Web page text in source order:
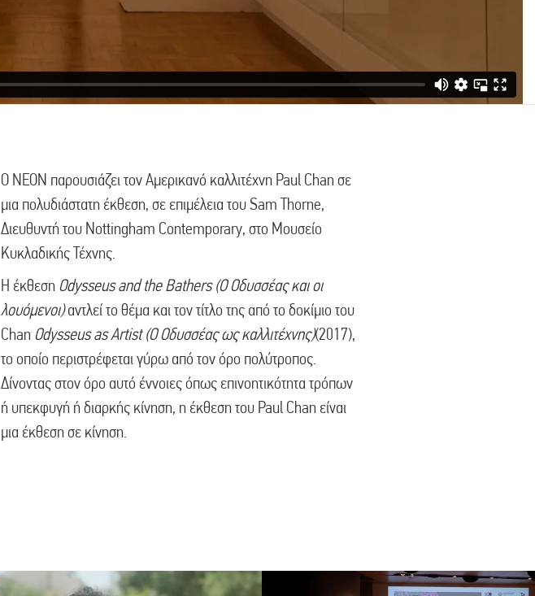
Ο ΝΕΟΝ παρουσιάζει τον Αμερικανό καλλιτέχνη Paul Chan σε
μια πολυδιάστατη έκθεση, σε επιμέλεια του Sam Thorne,
Διευθυντή του Nottingham Contemporary, στο Μουσείο
Κυκλαδικής Τέχνης.
Η έκθεση Odysseus and the Bathers (O Οδυσσέας και οι
λουόμενοι)αντλεί το θέμα και τον τίτλο της από το δοκίμιο του
Chan Odysseus as Artist (O Οδυσσέας ως καλλιτέχνης)(2017),
το οποίο περιστρέφεται γύρω από τον όρο πολύτροπος.
Δίνοντας στον όρο αυτό έννοιες όπως επινοητικότητα τρόπων
ή υπεκφυγή ή διαρκής κίνηση, η έκθεση του Paul Chan είναι
μια έκθεση σε κίνηση.